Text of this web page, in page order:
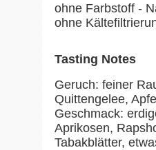
ohne Farbstoff -
ohne
Tasting Notes
Geruch: feiner
Quittengelee,
Geschmack:
Aprikosen,
Tabakblätter,